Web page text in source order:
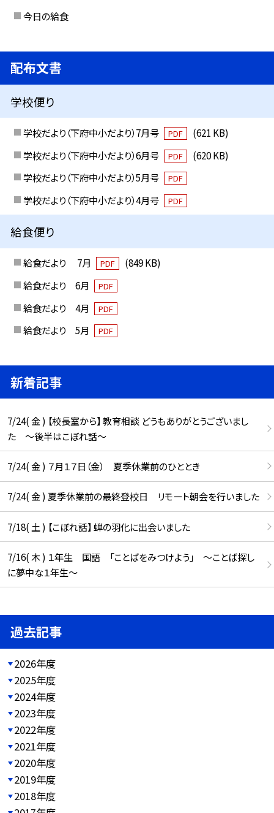
今日の給食
配布文書
学校便り
学校だより（下府中小だより）7月号 PDF
(621 KB)
学校だより（下府中小だより）6月号
PDF
(620 KB)
学校だより（下府中小だより）5月号
PDF
学校だより（下府中小だより）4月号 PDF
給食便り
給食だより 7月 PDF
(849 KB)
給食だより 6月
PDF
給食だより 4月 PDF
給食だより 5月 PDF
新着記事
7/24( 金 ) 【校長室から】 教育相談 どうもありがとうございまし
た ～後半はこぼれ話～
7/24( 金 ) ７月１７日（金） 夏季休業前のひととき
7/24( 金 ) 夏季休業前の最終登校日 リモート朝会を行いました
7/18( 土 ) 【こぼれ話】 蝉の羽化に出会いました
7/16( 木 ) １年生 国語 「ことばをみつけよう」 ～ことば探し
に夢中な１年生～
過去記事
2026年度
2025年度
2024年度
2023年度
2022年度
2021年度
2020年度
2019年度
2018年度